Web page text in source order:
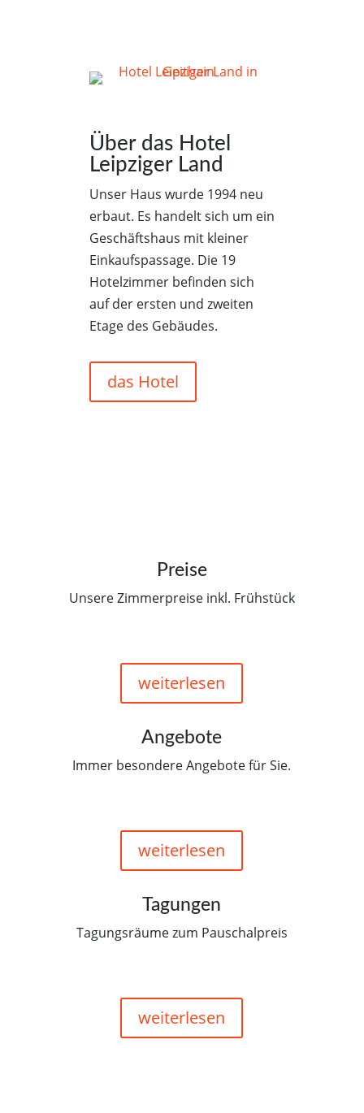
Über das Hotel
Leipziger Land
Unser Haus wurde 1994 neu
erbaut. Es handelt sich um ein
Geschäftshaus mit kleiner
Einkaufspassage. Die 19
Hotelzimmer befinden sich
auf der ersten und zweiten
Etage des Gebäudes.
das Hotel
Preise
Unsere Zimmerpreise inkl. Frühstück
weiterlesen
Angebote
Immer besondere Angebote für Sie.
weiterlesen
Tagungen
Tagungsräume zum Pauschalpreis
weiterlesen